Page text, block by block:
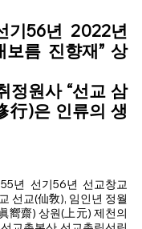
기56년 2022년
보름 진향재” 상
정원사 “선교 삼
行)은 인류의 생
년 선기56년 선교창교
선교(仙敎), 임인년 정월
嚮齋) 상원(上元) 제천의